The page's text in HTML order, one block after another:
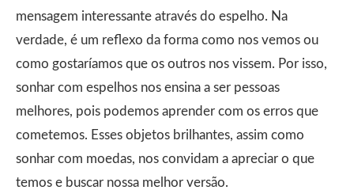
mensagem interessante através do espelho. Na
verdade, é um reflexo da forma como nos vemos ou
como gostaríamos que os outros nos vissem. Por isso,
sonhar com espelhos nos ensina a ser pessoas
melhores, pois podemos aprender com os erros que
cometemos. Esses objetos brilhantes, assim como
sonhar com moedas, nos convidam a apreciar o que
temos e buscar nossa melhor versão.